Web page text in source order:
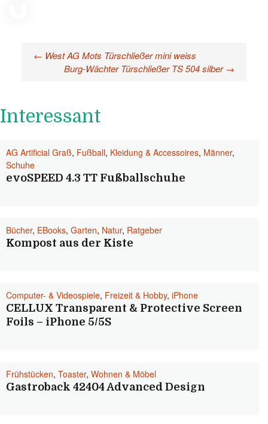
Beitragsnavigation
← West AG Mots Türschließer mini weiss
Burg-Wächter Türschließer TS 504 silber →
Interessant
AG Artificial Graß, Fußball, Kleidung & Accessoires, Männer,
Schuhe
evoSPEED 4.3 TT Fußballschuhe
Bücher, EBooks, Garten, Natur, Ratgeber
Kompost aus der Kiste
Computer- & Videospiele, Freizeit & Hobby, iPhone
CELLUX Transparent & Protective Screen
Foils – iPhone 5/5S
Frühstücken, Toaster, Wohnen & Möbel
Gastroback 42404 Advanced Design